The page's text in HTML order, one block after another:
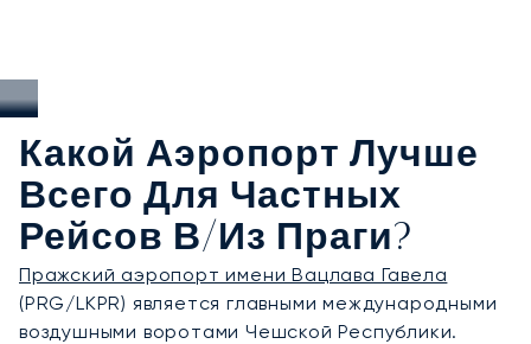
Какой Аэропорт Лучше
Всего Для Частных
Рейсов В/из Праги?
Пражский аэропорт имени Вацлава Гавела
(PRG/LKPR) является главными международными
воздушными воротами Чешской Республики.